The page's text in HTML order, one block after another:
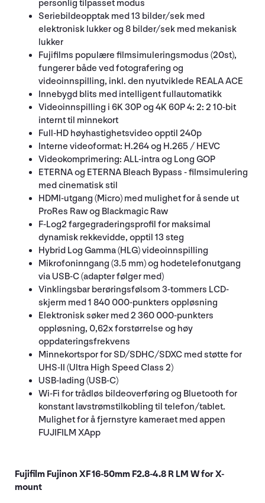
personlig tilpasset modus
Seriebildeopptak med 13 bilder/sek med
elektronisk lukker og 8 bilder/sek med mekanisk
lukker
Fujifilms populære filmsimuleringsmodus (20st),
fungerer både ved fotografering og
videoinnspilling, inkl. den nyutviklede REALA ACE
Innebygd blits med intelligent fullautomatikk
Videoinnspilling i 6K 30P og 4K 60P 4: 2: 2 10-bit
internt til minnekort
Full-HD høyhastighetsvideo opptil 240p
Interne videoformat: H.264 og H.265 / HEVC
Videokomprimering: ALL-intra og Long GOP
ETERNA og ETERNA Bleach Bypass - filmsimulering
med cinematisk stil
HDMI-utgang (Micro) med mulighet for å sende ut
ProRes Raw og Blackmagic Raw
F-Log2 fargegraderingsprofil for maksimal
dynamisk rekkevidde, opptil 13 steg
Hybrid Log Gamma (HLG) videoinnspilling
Mikrofoninngang (3.5 mm) og hodetelefonutgang
via USB-C (adapter følger med)
Vinklingsbar berøringsfølsom 3-tommers LCD-
skjerm med 1 840 000-punkters oppløsning
Elektronisk søker med 2 360 000-punkters
oppløsning, 0,62x forstørrelse og høy
oppdateringsfrekvens
Minnekortspor for SD/SDHC/SDXC med støtte for
UHS-II (Ultra High Speed Class 2)
USB-lading (USB-C)
Wi-Fi for trådløs bildeoverføring og Bluetooth for
konstant lavstrømstilkobling til telefon/tablet.
Mulighet for å fjernstyre kameraet med appen
FUJIFILM XApp
Fujifilm Fujinon XF 16-50mm F2.8-4.8 R LM W for X-
mount